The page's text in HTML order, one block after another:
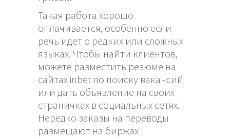
Такая работа хорошо
оплачивается, особенно если
речь идет о редких или сложных
языках. Чтобы найти клиентов,
можете разместить резюме на
сайтах inbet по поиску вакансий
или дать объявление на своих
страничках в социальных сетях.
Нередко заказы на переводы
размещают на биржах